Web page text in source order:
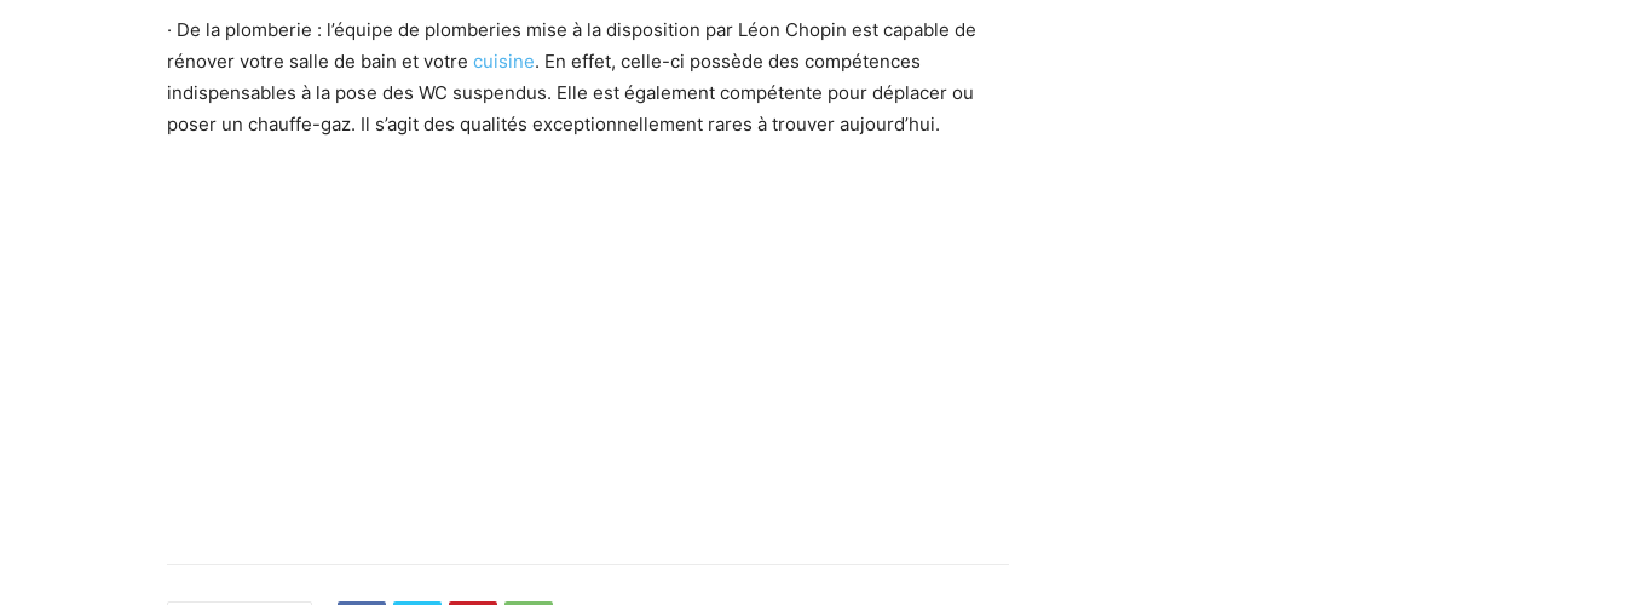
· De la plomberie : l’équipe de plomberies mise à la disposition par Léon Chopin est capable de
rénover votre salle de bain et votre cuisine. En effet, celle-ci possède des compétences
indispensables à la pose des WC suspendus. Elle est également compétente pour déplacer ou
poser un chauffe-gaz. Il s’agit des qualités exceptionnellement rares à trouver aujourd’hui.